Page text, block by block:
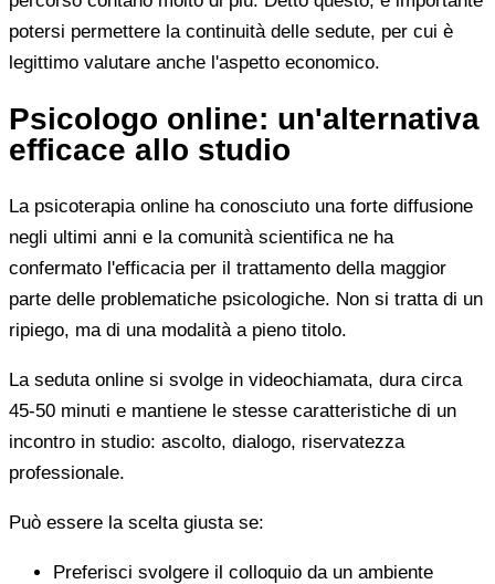
potersi permettere la continuità delle sedute, per cui è
legittimo valutare anche l'aspetto economico.
Psicologo online: un'alternativa
efficace allo studio
La psicoterapia online ha conosciuto una forte diffusione
negli ultimi anni e la comunità scientifica ne ha
confermato l'efficacia per il trattamento della maggior
parte delle problematiche psicologiche. Non si tratta di un
ripiego, ma di una modalità a pieno titolo.
La seduta online si svolge in videochiamata, dura circa
45-50 minuti e mantiene le stesse caratteristiche di un
incontro in studio: ascolto, dialogo, riservatezza
professionale.
Può essere la scelta giusta se:
Preferisci svolgere il colloquio da un ambiente